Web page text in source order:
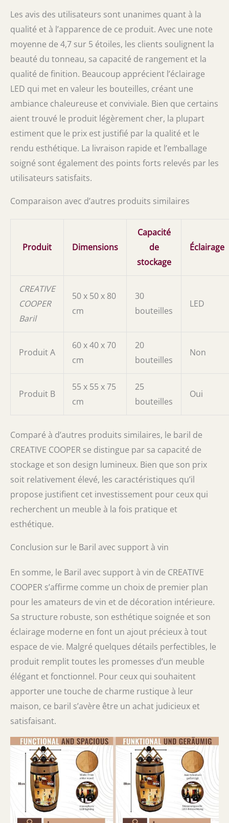
Les avis des utilisateurs sont unanimes quant à la
qualité et à l’apparence de ce produit. Avec une note
moyenne de 4,7 sur 5 étoiles, les clients soulignent la
beauté du tonneau, sa capacité de rangement et la
qualité de finition. Beaucoup apprécient l’éclairage
LED qui met en valeur les bouteilles, créant une
ambiance chaleureuse et conviviale. Bien que certains
aient trouvé le produit légèrement cher, la plupart
estiment que le prix est justifié par la qualité et le
rendu esthétique. La livraison rapide et l’emballage
soigné sont également des points forts relevés par les
utilisateurs satisfaits.
Comparaison avec d’autres produits similaires
Produit Dimensions
Capacité
de
stockage
Éclairage
CREATIVE
COOPER
Baril
50 x 50 x 80
cm
30
bouteilles
LED
Produit A
60 x 40 x 70
cm
20
bouteilles
Non
Produit B
55 x 55 x 75
cm
25
bouteilles
Oui
Comparé à d’autres produits similaires, le baril de
CREATIVE COOPER se distingue par sa capacité de
stockage et son design lumineux. Bien que son prix
soit relativement élevé, les caractéristiques qu’il
propose justifient cet investissement pour ceux qui
recherchent un meuble à la fois pratique et
esthétique.
Conclusion sur le Baril avec support à vin
En somme, le Baril avec support à vin de CREATIVE
COOPER s’affirme comme un choix de premier plan
pour les amateurs de vin et de décoration intérieure.
Sa structure robuste, son esthétique soignée et son
éclairage moderne en font un ajout précieux à tout
espace de vie. Malgré quelques détails perfectibles, le
produit remplit toutes les promesses d’un meuble
élégant et fonctionnel. Pour ceux qui souhaitent
apporter une touche de charme rustique à leur
maison, ce baril s’avère être un achat judicieux et
satisfaisant.